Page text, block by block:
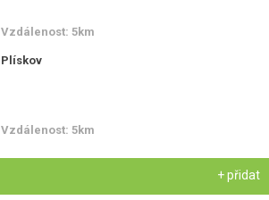
Vzdálenost: 5km
Plískov
Vzdálenost: 5km
+ přidat